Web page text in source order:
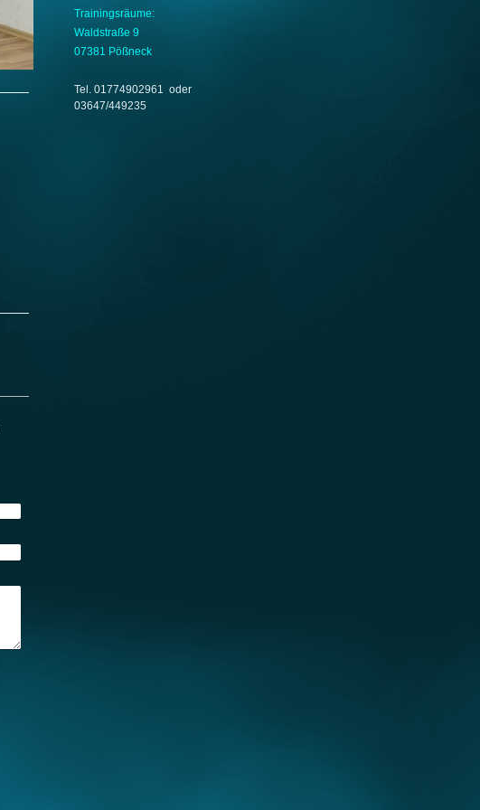
Trainingsräume:
Waldstraße 9
07381 Pößneck
Tel. 01774902961 oder
03647/449235